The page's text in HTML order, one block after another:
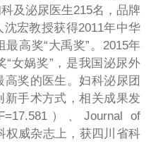
及泌尿医生215名，品牌
宏教授获得2011年中华
高奖“大禹奖”。2015年
女娲奖”，是我国泌尿外
奖的医生。妇科泌尿团
新手术方式，相关成果发
）、Journal of
权威杂志上，获四川省科